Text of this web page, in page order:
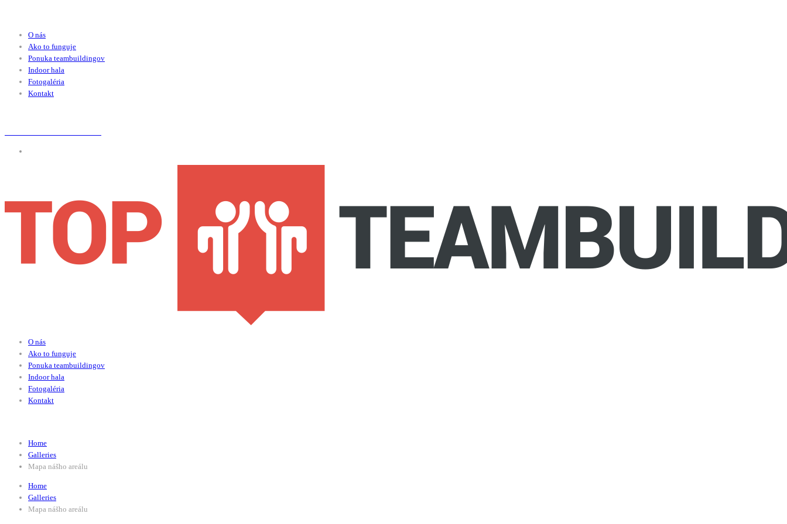
O nás
Ako to funguje
Ponuka teambuildingov
Indoor hala
Fotogaléria
Kontakt
O nás
Ako to funguje
Ponuka teambuildingov
Indoor hala
Fotogaléria
Kontakt
Home
Galleries
Mapa nášho areálu
Home
Galleries
Mapa nášho areálu